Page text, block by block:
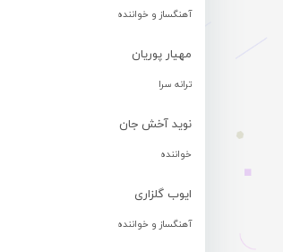
آهنگساز و خواننده
مهیار پوریان
ترانه سرا
نوید آخش جان
خواننده
ایوب گلزاری
آهنگساز و خواننده